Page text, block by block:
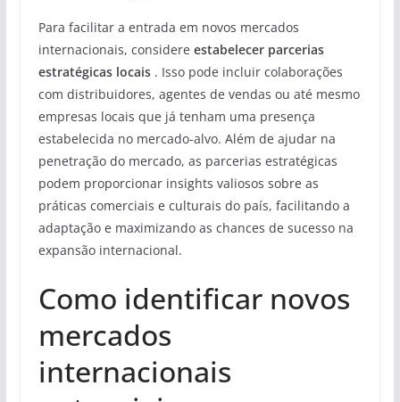
Para facilitar a entrada em novos mercados
internacionais, considere estabelecer parcerias
estratégicas locais . Isso pode incluir colaborações
com distribuidores, agentes de vendas ou até mesmo
empresas locais que já tenham uma presença
estabelecida no mercado-alvo. Além de ajudar na
penetração do mercado, as parcerias estratégicas
podem proporcionar insights valiosos sobre as
práticas comerciais e culturais do país, facilitando a
adaptação e maximizando as chances de sucesso na
expansão internacional.
Como identificar novos
mercados
internacionais